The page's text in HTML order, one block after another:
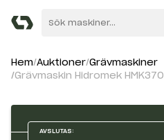
Hem Auktioner Grävmaskiner
Grävmaskin Hidromek
AVSLUTAS: